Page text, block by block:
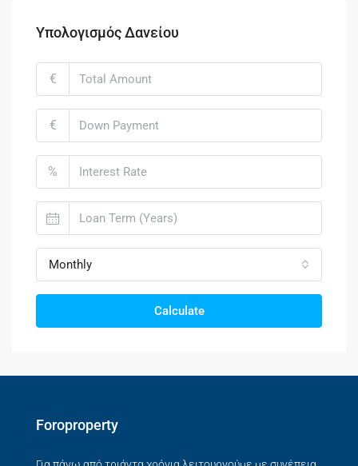
Υπολογισμός Δανείου
€
€
%
Monthly
Calculate
Foroproperty